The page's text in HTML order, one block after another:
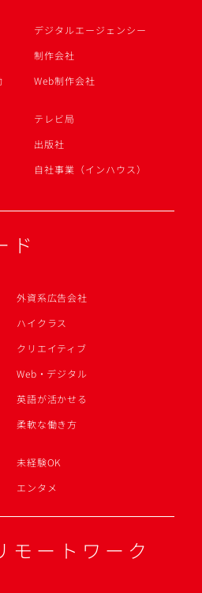
デジタルエージェンシー
制作会社
Web制作会社
テレビ局
出版社
自社事業（インハウス）
ド
外資系広告会社
ハイクラス
クリエイティブ
Web・デジタル
英語が活かせる
柔軟な働き方
未経験OK
エンタメ
モートワーク